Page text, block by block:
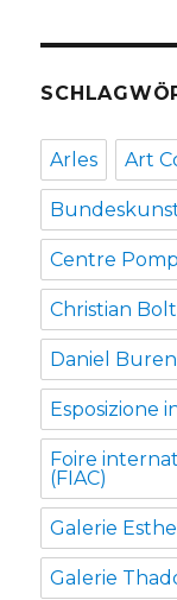
Arles Art
Centre
Christian
Daniel Buren
Esposizione
Foire
(FIAC)
Galerie
Galerie